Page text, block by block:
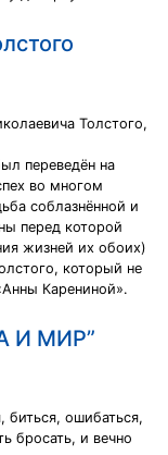
Толстого,
переведён на
во многом
соблазнённой и
перед которой
жизней их обоих)
который не
Карениной».
И МИР”
биться, ошибаться,
бросать, и вечно